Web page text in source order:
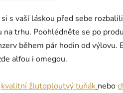
s vaší láskou před sebe
trhu. Poohlédněte se po
během pár hodin od
alfou i omegou.
kvalitní žlutoploutvý tuňák nebo